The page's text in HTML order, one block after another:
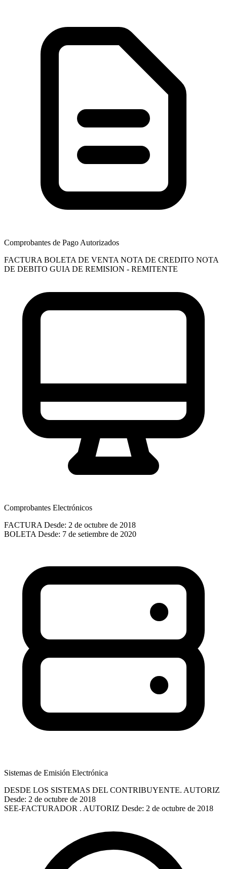
Comprobantes de Pago Autorizados
FACTURA BOLETA DE VENTA NOTA DE CREDITO NOTA
DE DEBITO GUIA DE REMISION - REMITENTE
Comprobantes Electrónicos
FACTURA Desde: 2 de octubre de 2018
BOLETA Desde: 7 de setiembre de 2020
Sistemas de Emisión Electrónica
DESDE LOS SISTEMAS DEL CONTRIBUYENTE. AUTORIZ
Desde: 2 de octubre de 2018
SEE-FACTURADOR . AUTORIZ Desde: 2 de octubre de 2018